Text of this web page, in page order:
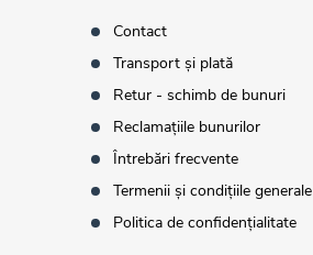
Contact
Transport și plată
Retur - schimb de bunuri
Reclamațiile bunurilor
Întrebări frecvente
Termenii și condițiile generale
Politica de confidențialitate